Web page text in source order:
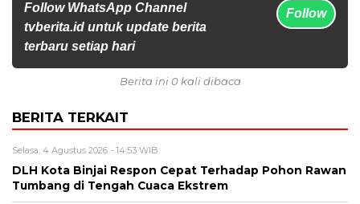
Follow WhatsApp Channel
tvberita.id untuk update berita
terbaru setiap hari
Follow
Berita ini 0 kali dibaca
BERITA TERKAIT
Selasa, 4 Agustus 2026 - 14:53 WIB
DLH Kota Binjai Respon Cepat Terhadap Pohon Rawan
Tumbang di Tengah Cuaca Ekstrem